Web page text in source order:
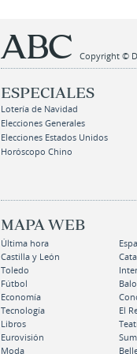
Copyright ©
ESPECIALES
Lotería de Navidad
Elecciones Generales
Elecciones Estados Unidos
Horóscopo Chino
MAPA WEB
Última hora
Castilla y León
Toledo
Fútbol
Economía
Tecnología
El
Libros
Eurovisión
Moda